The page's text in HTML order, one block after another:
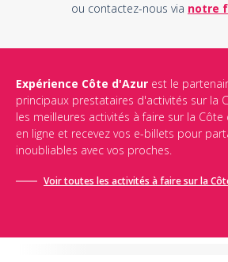
ou contactez-nous via notre
Expérience Côte d'Azur est le
principaux prestataires d'activités sur la
les meilleures activités à faire sur la
en ligne et recevez vos e-billets pour
inoubliables avec vos proches.
Voir toutes les activités à faire sur la